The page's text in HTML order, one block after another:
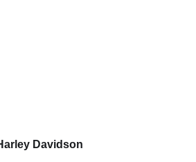
Davidson